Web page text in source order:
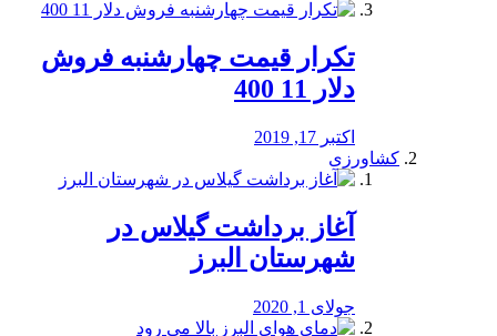
تکرار قیمت چهارشنبه فروش
دلار 11 400
اکتبر 17, 2019
کشاورزی
آغاز برداشت گیلاس در
شهرستان البرز
جولای 1, 2020